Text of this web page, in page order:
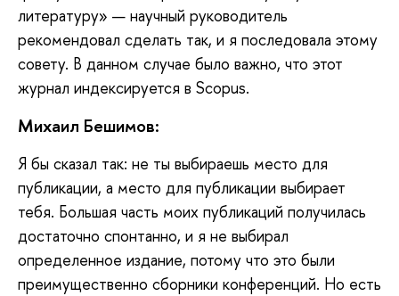
литературу» — научный руководитель
рекомендовал сделать так, и я последовала этому
совету. В данном случае было важно, что этот
журнал индексируется в Scopus.
Михаил Бешимов:
Я бы сказал так: не ты выбираешь место для
публикации, а место для публикации выбирает
тебя. Большая часть моих публикаций получилась
достаточно спонтанно, и я не выбирал
определенное издание, потому что это были
преимущественно сборники конференций. Но есть